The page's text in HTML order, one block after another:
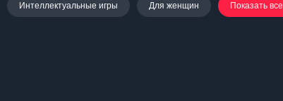
Интеллектуальные игры Для женщин Показать все